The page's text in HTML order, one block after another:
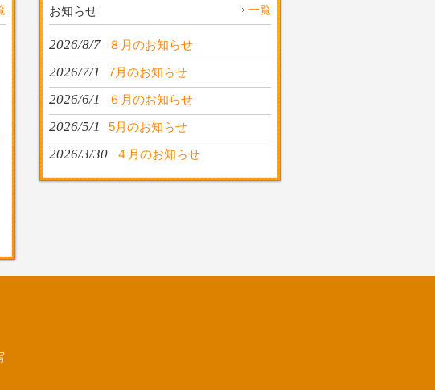
お知らせ 一覧
2026/8/7 ８月のお知らせ
2026/7/1 7月のお知らせ
2026/6/1 ６月のお知らせ
2026/5/1 5月のお知らせ
2026/3/30 ４月のお知らせ